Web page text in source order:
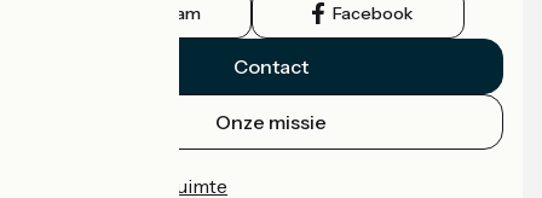
Instagram Facebook
Contact
Onze missie
Professionele ruimte